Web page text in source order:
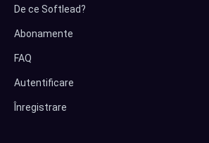
De ce Softlead?
Abonamente
FAQ
Autentificare
Înregistrare